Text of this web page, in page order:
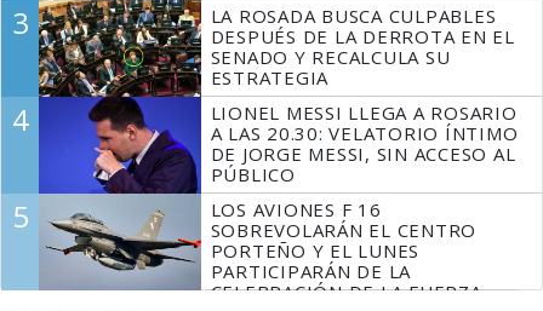
3
LA ROSADA BUSCA CULPABLES
DESPUÉS DE LA DERROTA EN EL
SENADO Y RECALCULA SU
ESTRATEGIA
4
LIONEL MESSI LLEGA A ROSARIO
A LAS 20.30: VELATORIO ÍNTIMO
DE JORGE MESSI, SIN ACCESO AL
PÚBLICO
5
LOS AVIONES F 16
SOBREVOLARÁN EL CENTRO
PORTEÑO Y EL LUNES
PARTICIPARÁN DE LA
CELEBRACIÓN DE LA FUERZA